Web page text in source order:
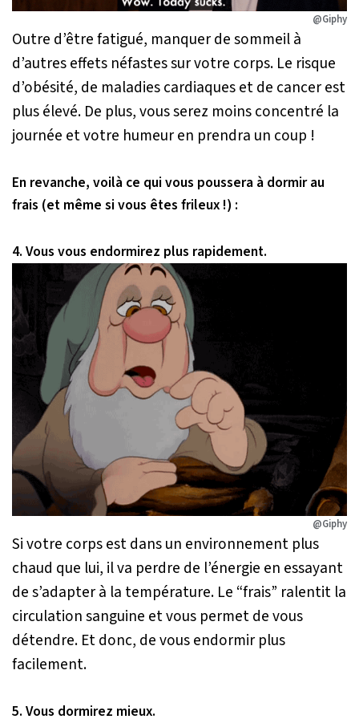
@Giphy
Outre d’être fatigué, manquer de sommeil à
d’autres effets néfastes sur votre corps. Le risque
d’obésité, de maladies cardiaques et de cancer est
plus élevé. De plus, vous serez moins concentré la
journée et votre humeur en prendra un coup !
En revanche, voilà ce qui vous poussera à dormir au
frais (et même si vous êtes frileux !) :
4. Vous vous endormirez plus rapidement.
@Giphy
Si votre corps est dans un environnement plus
chaud que lui, il va perdre de l’énergie en essayant
de s’adapter à la température. Le “frais” ralentit la
circulation sanguine et vous permet de vous
détendre. Et donc, de vous endormir plus
facilement.
5. Vous dormirez mieux.